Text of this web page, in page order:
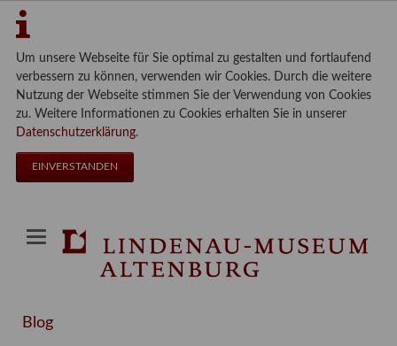
Um unsere Webseite für Sie optimal zu gestalten und fortlaufend
verbessern zu können, verwenden wir Cookies. Durch die weitere
Nutzung der Webseite stimmen Sie der Verwendung von Cookies
zu. Weitere Informationen zu Cookies erhalten Sie in unserer
Datenschutzerklärung.
EINVERSTANDEN
Blog